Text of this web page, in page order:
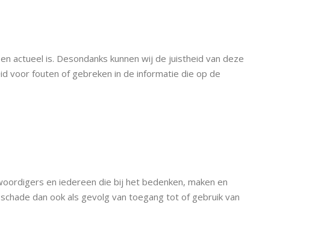
actueel is. Desondanks kunnen wij de juistheid van deze
voor fouten of gebreken in de informatie die op de
en iedereen die bij het bedenken, maken en
dan ook als gevolg van toegang tot of gebruik van